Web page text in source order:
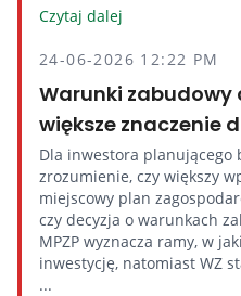
Czytaj dalej
24-06-2026 12:22 PM
Warunki zabudowy
większe znaczenie
Dla inwestora planującego
zrozumienie, czy większy
miejscowy plan
czy decyzja o warunkach
MPZP wyznacza ramy, w
inwestycję, natomiast WZ
...